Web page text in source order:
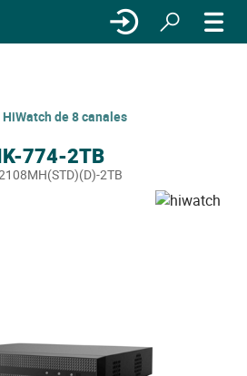
HiWatch de 8 canales
774-2TB
2TB